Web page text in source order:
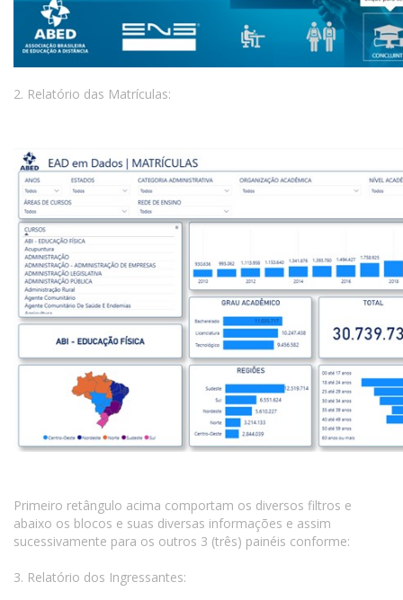
2. Relatório das Matrículas:
Primeiro retângulo acima comportam os diversos filtros e
abaixo os blocos e suas diversas informações e assim
sucessivamente para os outros 3 (três) painéis conforme:
3. Relatório dos Ingressantes: